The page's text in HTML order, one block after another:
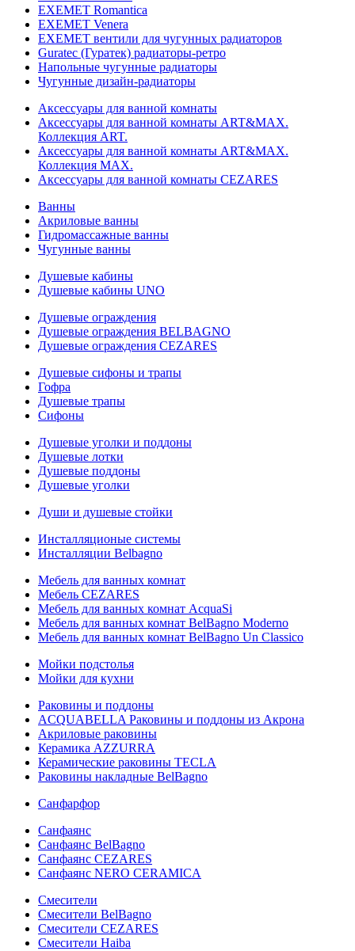
EXEMET Romantica
EXEMET Venera
EXEMET вентили для чугунных радиаторов
Guratec (Гуратек) радиаторы-ретро
Напольные чугунные радиаторы
Чугунные дизайн-радиаторы
Аксессуары для ванной комнаты
Аксессуары для ванной комнаты ART&MAX.
Коллекция ART.
Аксессуары для ванной комнаты ART&MAX.
Коллекция MAX.
Аксессуары для ванной комнаты CEZARES
Ванны
Акриловые ванны
Гидромассажные ванны
Чугунные ванны
Душевые кабины
Душевые кабины UNO
Душевые ограждения
Душевые ограждения BELBAGNO
Душевые ограждения CEZARES
Душевые сифоны и трапы
Гофра
Душевые трапы
Сифоны
Душевые уголки и поддоны
Душевые лотки
Душевые поддоны
Душевые уголки
Души и душевые стойки
Инсталляционые системы
Инсталляции Belbagno
Мебель для ванных комнат
Мебель CEZARES
Мебель для ванных комнат AcquaSi
Мебель для ванных комнат BelBagno Moderno
Мебель для ванных комнат BelBagno Un Classico
Мойки подстолья
Мойки для кухни
Раковины и поддоны
ACQUABELLA Раковины и поддоны из Акрона
Акриловые раковины
Керамика AZZURRA
Керамические раковины TECLA
Раковины накладные BelBagno
Санфарфор
Санфаянс
Санфаянс BelBagno
Санфаянс CEZARES
Санфаянс NERO CERAMICA
Смесители
Смесители BelBagno
Смесители CEZARES
Смесители Haiba